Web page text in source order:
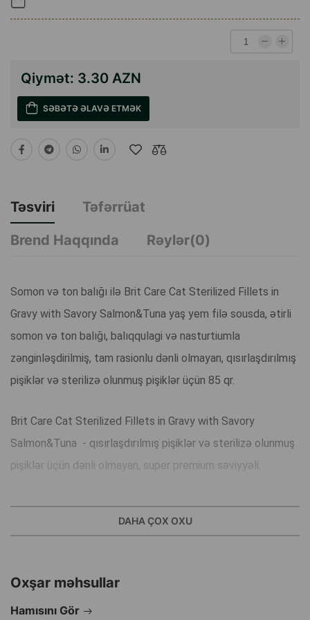
Qiymət: 3.30 AZN
SƏBƏTƏ ƏLAVƏ ETMƏK
Təsviri
Təfərrüat
Brend Haqqında
Rəylər(0)
Somon və ton balığı ilə Brit Care Cat Sterilized Fillets in
Gravy with Savory Salmon&Tuna yaş yem filə sousda, ətirli
somon və ton balığı, balıqqulagi və nasturtiumla
zənginləşdirilmiş, tam rasionlu dənli olmayan, qısırlaşdırılmış
pişiklər və sterilizə olunmuş pişiklər üçün 85 qr.
Brit Care Cat Sterilized Fillets in Gravy with Savory
Salmon&Tuna - qısırlaşdırılmış pişiklər və sterilizə olunmuş
pişiklər üçün dənli olmayan, super premium səviyyəli.
Brit Care delikatesli pouch tam yem kimi, yaxud quru yemə
üçün.
Onu həm çox seçici pişikləri, həm də yeməkdə problemi olan
DAHA ÇOX OXU
Oxşar məhsullar
Hamısını Gör